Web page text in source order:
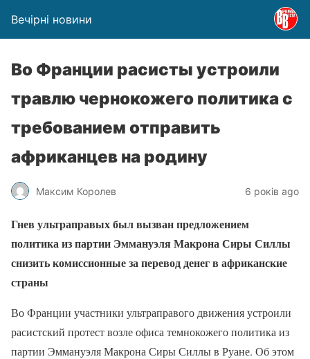
Вечірні новини
Во Франции расисты устроили
травлю чернокожего политика с
требованием отправить
африканцев на родину
Максим Королев 6 років ago
Гнев ультраправых был вызван предложением
политика из партии Эммануэля Макрона Сиры Силлы
снизить комиссионные за перевод денег в африканские
страны
Во Франции участники ультраправого движения устроили
расистский протест возле офиса темнокожего политика из
партии Эммануэля Макрона Сиры Силлы в Руане. Об этом